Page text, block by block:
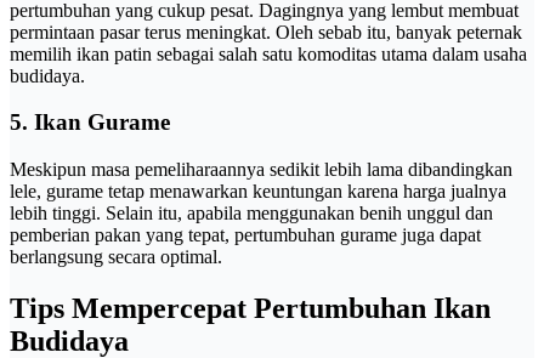
pertumbuhan yang cukup pesat. Dagingnya yang lembut membuat
permintaan pasar terus meningkat. Oleh sebab itu, banyak peternak
memilih ikan patin sebagai salah satu komoditas utama dalam usaha
budidaya.
5. Ikan Gurame
Meskipun masa pemeliharaannya sedikit lebih lama dibandingkan
lele, gurame tetap menawarkan keuntungan karena harga jualnya
lebih tinggi. Selain itu, apabila menggunakan benih unggul dan
pemberian pakan yang tepat, pertumbuhan gurame juga dapat
berlangsung secara optimal.
Tips Mempercepat Pertumbuhan Ikan
Budidaya